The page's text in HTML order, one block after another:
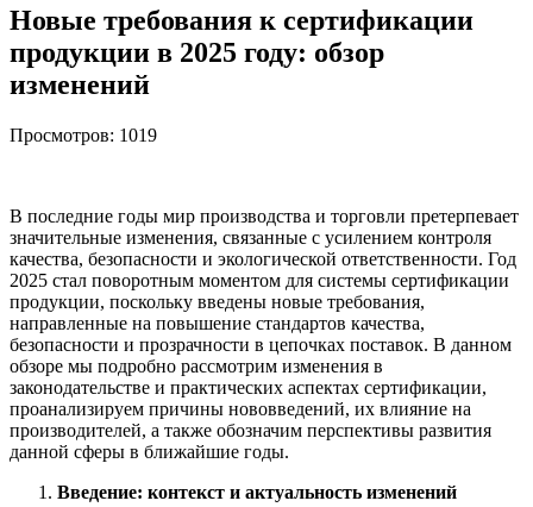
Новые требования к сертификации
продукции в 2025 году: обзор
изменений
Просмотров: 1019
В последние годы мир производства и торговли претерпевает
значительные изменения, связанные с усилением контроля
качества, безопасности и экологической ответственности. Год
2025 стал поворотным моментом для системы сертификации
продукции, поскольку введены новые требования,
направленные на повышение стандартов качества,
безопасности и прозрачности в цепочках поставок. В данном
обзоре мы подробно рассмотрим изменения в
законодательстве и практических аспектах сертификации,
проанализируем причины нововведений, их влияние на
производителей, а также обозначим перспективы развития
данной сферы в ближайшие годы.
Введение: контекст и актуальность изменений